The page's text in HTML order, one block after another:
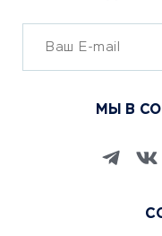
ОБУЧЕНИЕ И
Изучение
Маркетинг и
МЫ В